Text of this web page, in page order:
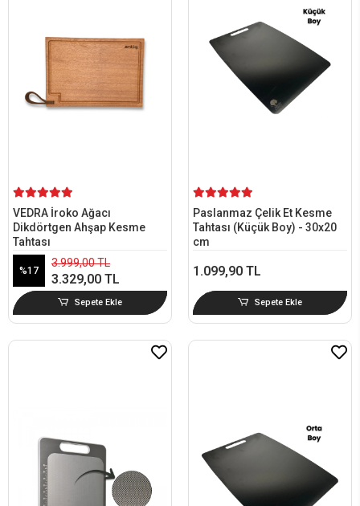
VEDRA İroko Ağacı
Dikdörtgen Ahşap Kesme
Tahtası
%17
3.999,00 TL
3.329,00 TL
Sepete Ekle
Paslanmaz Çelik Et Kesme
Tahtası (Küçük Boy) - 30x20
cm
1.099,90 TL
Sepete Ekle